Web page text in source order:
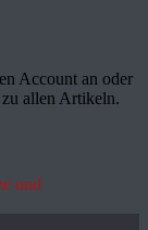
Account an oder
allen Artikeln.
und